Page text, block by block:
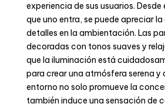
experiencia de sus usuarios. Desde
que uno entra, se puede apreciar
detalles en la ambientación. Las
decoradas con tonos suaves y
que la iluminación está
para crear una atmósfera serena y
entorno no solo promueve la
también induce una sensación de